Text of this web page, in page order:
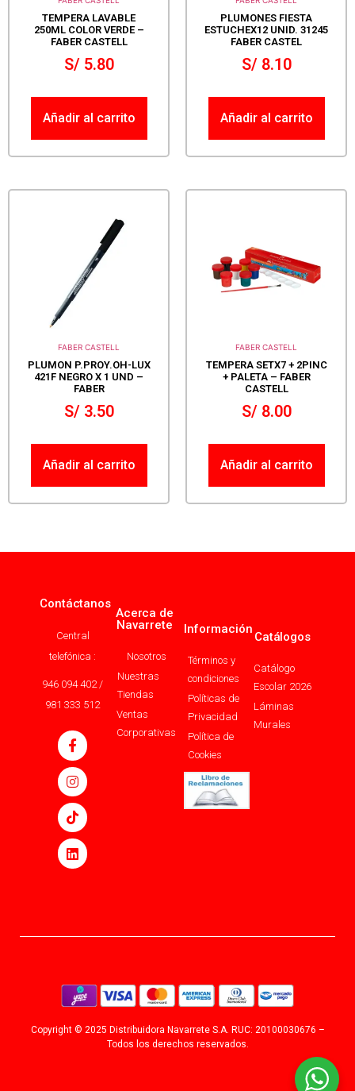
TEMPERA LAVABLE
250ML COLOR VERDE –
FABER CASTELL
S/5.80
Añadir al carrito
PLUMONES FIESTA
ESTUCHEX12 UNID. 31245
FABER CASTEL
S/8.10
Añadir al carrito
FABER CASTELL
PLUMON P.PROY.OH-LUX
421F NEGRO X 1 UND –
FABER
S/3.50
Añadir al carrito
FABER CASTELL
TEMPERA SETX7 + 2PINC
+ PALETA – FABER
CASTELL
S/8.00
Añadir al carrito
Contáctanos
Central
telefónica :
946 094 402 /
981 333 512
Acerca de
Navarrete
Nosotros
Nuestras
Tiendas
Ventas
Corporativas
Información
Términos y
condiciones
Políticas de
Privacidad
Política de
Cookies
Catálogos
Catálogo
Escolar 2026
Láminas
Murales
Copyright © 2025 Distribuidora Navarrete S.A. RUC: 20100030676 –
Todos los derechos reservados.